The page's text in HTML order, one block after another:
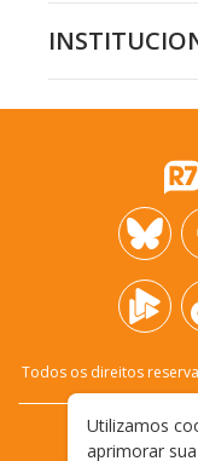
Todos os direitos
Utilizamos
aprimorar